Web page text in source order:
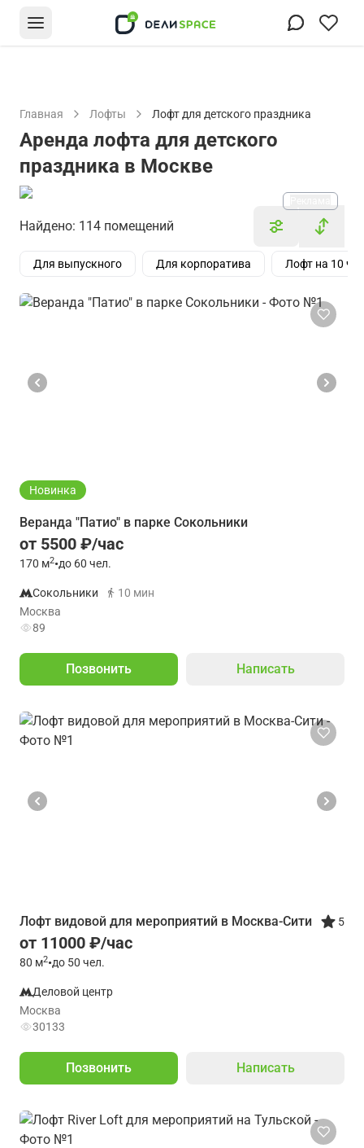
Главная Лофты Лофт для детского праздника
Аренда лофта для детского
праздника в Москве
Найдено: 114 помещений
Для выпускного Для корпоратива Лофт на 10
Новинка
Веранда "Патио" в парке Сокольники
от 5500 ₽/час
170 м2•до 60 чел.
Сокольники
10 мин
Москва
89
Позвонить Написать
Лофт видовой для мероприятий в Москва-Сити
от 11000 ₽/час
80 м2•до 50 чел.
5
Деловой центр
Москва
30133
Позвонить Написать